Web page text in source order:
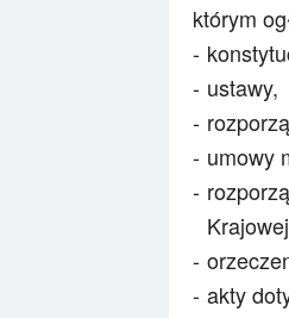
którym
ustawy,
umowy
akty